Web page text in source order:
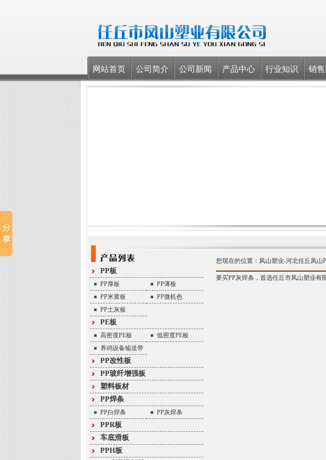
网站首页 公司简介 公司新闻 产品中心 行业知识 销
PP板
PP厚板
PP薄板
PP米黄板
PP微机色
PP土灰板
PE板
高密度PE板
低密度PE板
养鸡设备输送带
PP改性板
PP玻纤增强板
塑料板材
PP焊条
PP白焊条 PP灰焊条
PPR板
车底滑板
PPH板
您现在的位置： 凤山塑业-河北任丘凤山
要买PP灰焊条，首选任丘市凤山塑业有